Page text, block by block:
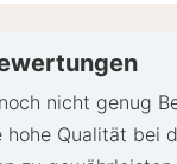
nicht genug
hohe Qualität bei